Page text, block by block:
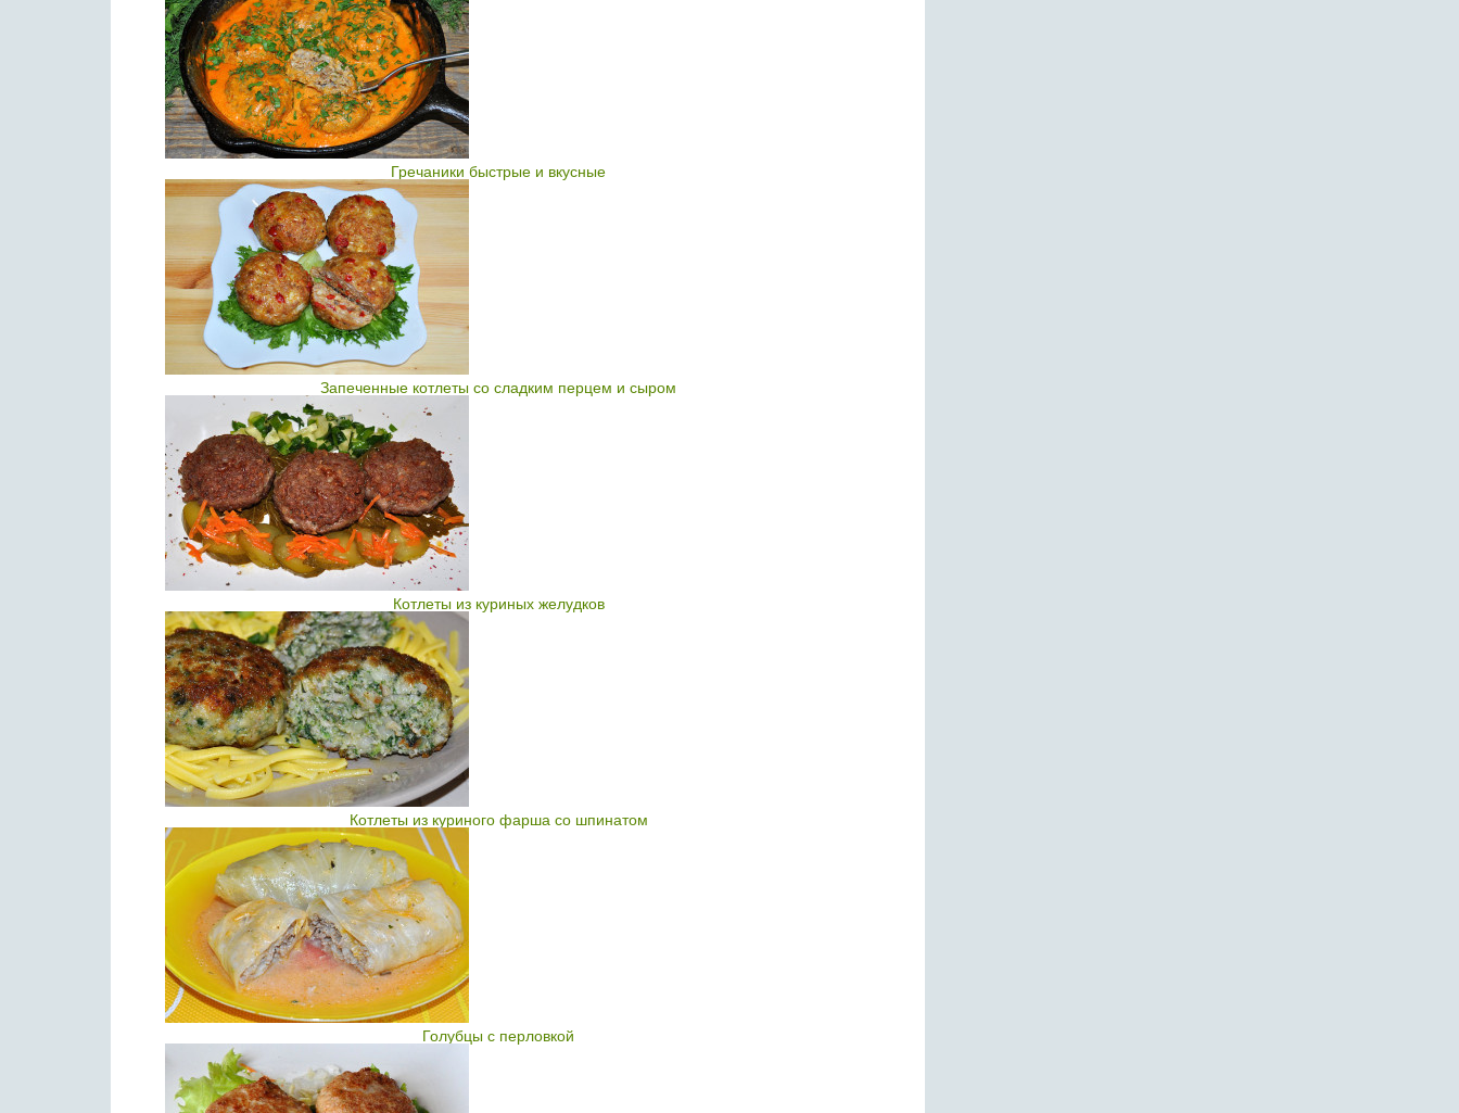
Гречаники быстрые и вкусные
Запеченные котлеты со сладким перцем и сыром
Котлеты из куриных желудков
Котлеты из куриного фарша со шпинатом
Голубцы с перловкой